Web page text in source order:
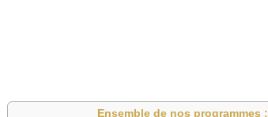
Ensemble de nos programmes :